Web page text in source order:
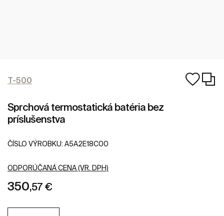
T-500
Sprchová termostatická batéria bez
príslušenstva
ČÍSLO VÝROBKU: A5A2E18C00
ODPORÚČANÁ CENA (VR. DPH)
350,57 €